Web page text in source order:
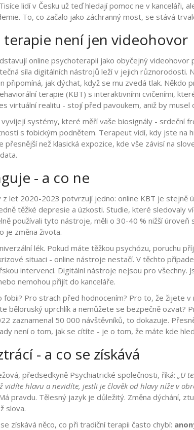
lidí v Česku už teď hledají pomoc ne v kanceláři,
To, co začalo jako záchranný most, se stává
terapie není jen videohovor
online psychoterapii jako obyčejný videohovor
síla digitálních nástrojů leží v jejich různorodosti.
připomíná, jak dýchat, když se mu zvedá tlak. Někdo
terapie (KBT) s interaktivními cvičeními,
virtuální realitu - stojí před pavoukem, aniž by
vyvíjejí systémy, které měří vaše biosignály - srdeční
s fobickým podnětem. Terapeut vidí, kdy jste na
přesnější než klasická expozice, kde vše závisí na
- a co ne
z let 2020-2023 potvrzují jedno: online KBT je stejně
těžké depresie a úzkosti. Studie, které sledovaly
používali tyto nástroje, měli o 30-40 % nižší
je změna života.
lék. Pokud máte těžkou psychózu, poruchu
situaci - online nástroje nestačí. V těchto
intervenci. Digitální nástroje nejsou pro
nemohou přijít do kanceláře.
fobii? Pro strach před hodnocením? Pro to, že žijete v
běloruský uprchlík a nemůžete se bezpečně ozvat?
zaznamenal 50 000 návštěvníků, to dokazuje.
není o tom, jak se cítíte - je o tom, že máte kde
- a co se získává
předsedkyně Psychiatrické společnosti, říká: „U
vidíte hlavu a nevidíte, jestli je člověk od hlavy níže v
pravdu. Tělesný jazyk je důležitý. Změna dýchání,
slova.
získává něco, co při tradiční terapii často chybí: